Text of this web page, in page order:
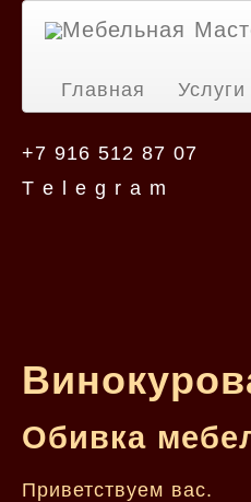
Мебельная
Главная Услуги
+7 916 512 87 07
T e l e g r a m
Обивка
Приветствуем вас.